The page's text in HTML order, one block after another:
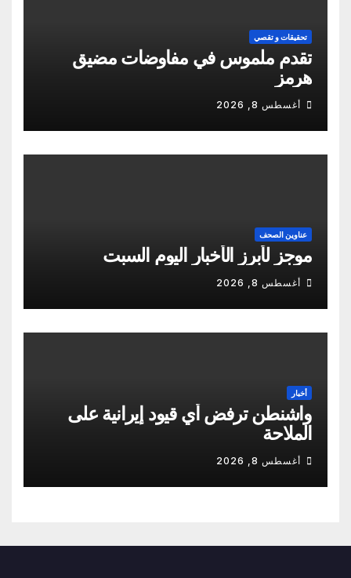
تحقيقات و تقصي
تقدم ملموس في مفاوضات مضيق
هرمز
أغسطس 8, 2026
عناوين الصحف
موجز لأبرز الأخبار اليوم السبت
أغسطس 8, 2026
أخبار
واشنطن ترفض أي قيود إيرانية على
الملاحة
أغسطس 8, 2026